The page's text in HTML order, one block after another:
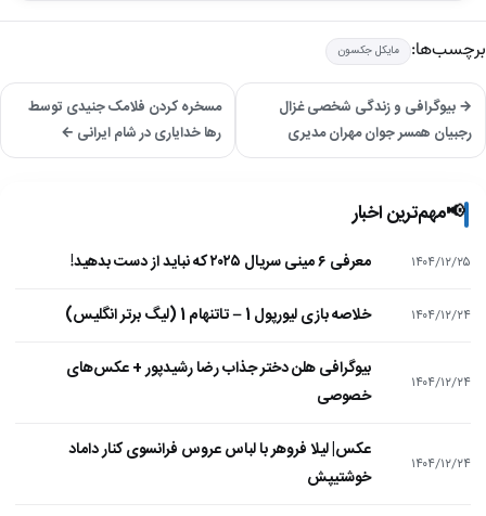
برچسب‌ها: مایکل جکسون
→ بیوگرافی و زندگی شخصی غزال
رجبیان همسر جوان مهران مدیری
مسخره کردن فلامک جنیدی توسط
رها خدایاری در شام ایرانی ←
📢مهم‌ترین اخبار
۱۴۰۴/۱۲/۲۵ معرفی ۶ مینی سریال ۲۰۲۵ که نباید از دست بدهید!
۱۴۰۴/۱۲/۲۴ خلاصه بازی لیورپول 1 – تاتنهام 1 (لیگ برتر انگلیس)
۱۴۰۴/۱۲/۲۴
بیوگرافی هلن دختر جذاب رضا رشیدپور + عکس‌های
خصوصی
۱۴۰۴/۱۲/۲۴
عکس| لیلا فروهر با لباس عروس فرانسوی کنار داماد
خوشتیپش